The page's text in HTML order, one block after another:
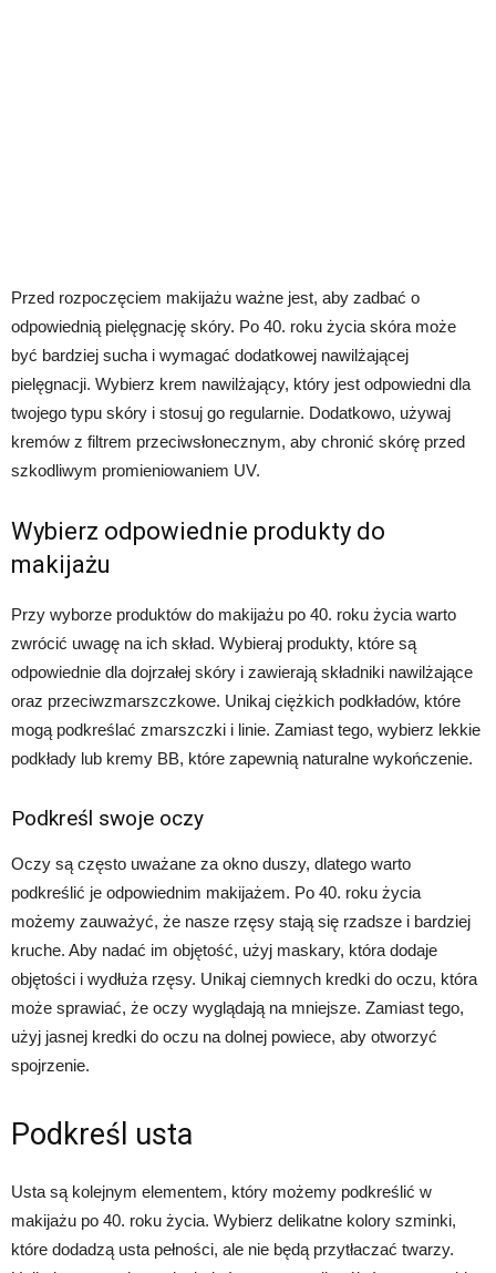
Przed rozpoczęciem makijażu ważne jest, aby zadbać o
odpowiednią pielęgnację skóry. Po 40. roku życia skóra może
być bardziej sucha i wymagać dodatkowej nawilżającej
pielęgnacji. Wybierz krem nawilżający, który jest odpowiedni dla
twojego typu skóry i stosuj go regularnie. Dodatkowo, używaj
kremów z filtrem przeciwsłonecznym, aby chronić skórę przed
szkodliwym promieniowaniem UV.
Wybierz odpowiednie produkty do
makijażu
Przy wyborze produktów do makijażu po 40. roku życia warto
zwrócić uwagę na ich skład. Wybieraj produkty, które są
odpowiednie dla dojrzałej skóry i zawierają składniki nawilżające
oraz przeciwzmarszczkowe. Unikaj ciężkich podkładów, które
mogą podkreślać zmarszczki i linie. Zamiast tego, wybierz lekkie
podkłady lub kremy BB, które zapewnią naturalne wykończenie.
Podkreśl swoje oczy
Oczy są często uważane za okno duszy, dlatego warto
podkreślić je odpowiednim makijażem. Po 40. roku życia
możemy zauważyć, że nasze rzęsy stają się rzadsze i bardziej
kruche. Aby nadać im objętość, użyj maskary, która dodaje
objętości i wydłuża rzęsy. Unikaj ciemnych kredki do oczu, która
może sprawiać, że oczy wyglądają na mniejsze. Zamiast tego,
użyj jasnej kredki do oczu na dolnej powiece, aby otworzyć
spojrzenie.
Podkreśl usta
Usta są kolejnym elementem, który możemy podkreślić w
makijażu po 40. roku życia. Wybierz delikatne kolory szminki,
które dodadzą usta pełności, ale nie będą przytłaczać twarzy.